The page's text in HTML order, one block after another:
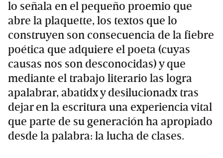
lo señala en el pequeño proemio que
abre la plaquette, los textos que lo
construyen son consecuencia de la fiebre
poética que adquiere el poeta (cuyas
causas nos son desconocidas) y que
mediante el trabajo literario las logra
apalabrar, abatidx y desilucionadx tras
dejar en la escritura una experiencia vital
que parte de su generación ha apropiado
desde la palabra: la lucha de clases.